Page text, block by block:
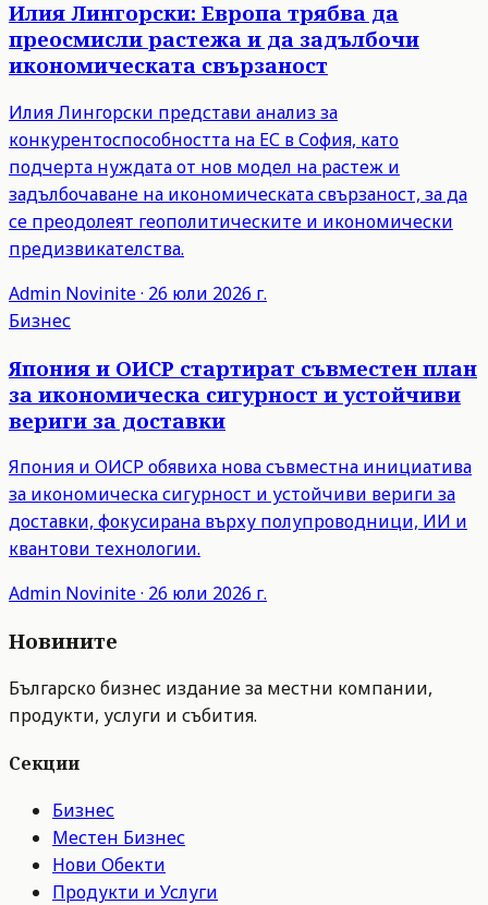
Илия Лингорски: Европа трябва да
преосмисли растежа и да задълбочи
икономическата свързаност
Илия Лингорски представи анализ за
конкурентоспособността на ЕС в София, като
подчерта нуждата от нов модел на растеж и
задълбочаване на икономическата свързаност, за да
се преодолеят геополитическите и икономически
предизвикателства.
Admin Novinite· 26 юли 2026 г.
Бизнес
Япония и ОИСР стартират съвместен план
за икономическа сигурност и устойчиви
вериги за доставки
Япония и ОИСР обявиха нова съвместна инициатива
за икономическа сигурност и устойчиви вериги за
доставки, фокусирана върху полупроводници, ИИ и
квантови технологии.
Admin Novinite· 26 юли 2026 г.
Новините
Българско бизнес издание за местни компании,
продукти, услуги и събития.
Секции
Бизнес
Местен Бизнес
Нови Обекти
Продукти и Услуги